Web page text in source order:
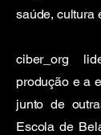
saúde, cultura
ciber_org
produção e a
junto de
Escola de